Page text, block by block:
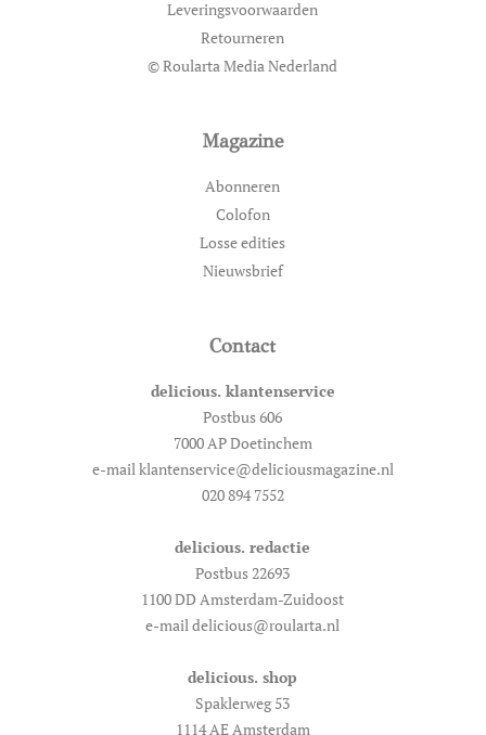
Leveringsvoorwaarden
Retourneren
© Roularta Media Nederland
Magazine
Abonneren
Colofon
Losse edities
Nieuwsbrief
Contact
delicious. klantenservice
Postbus 606
7000 AP Doetinchem
e-mail klantenservice@deliciousmagazine.nl
020 894 7552
delicious. redactie
Postbus 22693
1100 DD Amsterdam-Zuidoost
e-mail delicious@roularta.nl
delicious. shop
Spaklerweg 53
1114 AE Amsterdam